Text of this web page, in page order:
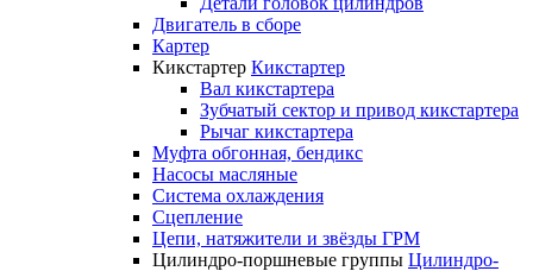
Двигатель в сборе
Картер
Кикстартер Кикстартер
Вал кикстартера
Зубчатый сектор и привод кикстартера
Рычаг кикстартера
Муфта обгонная, бендикс
Насосы масляные
Система охлаждения
Сцепление
Цепи, натяжители и звёзды ГРМ
Цилиндро-поршневые группы Цилиндро-